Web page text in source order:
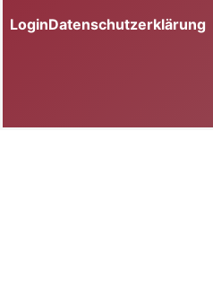
LoginDatenschutzerklärung